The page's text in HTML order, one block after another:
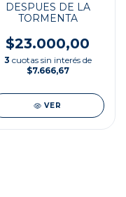
DESPUES DE LA
TORMENTA
$23.000,00
3 cuotas sin interés de
$7.666,67
VER